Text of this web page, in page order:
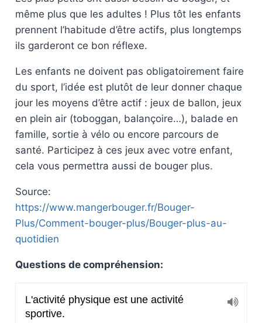
même plus que les adultes ! Plus tôt les enfants
prennent l’habitude d’être actifs, plus longtemps
ils garderont ce bon réflexe.
Les enfants ne doivent pas obligatoirement faire
du sport, l’idée est plutôt de leur donner chaque
jour les moyens d’être actif : jeux de ballon, jeux
en plein air (toboggan, balançoire…), balade en
famille, sortie à vélo ou encore parcours de
santé. Participez à ces jeux avec votre enfant,
cela vous permettra aussi de bouger plus.
Source:
https://www.mangerbouger.fr/Bouger-
Plus/Comment-bouger-plus/Bouger-plus-au-
quotidien
Questions de compréhension: